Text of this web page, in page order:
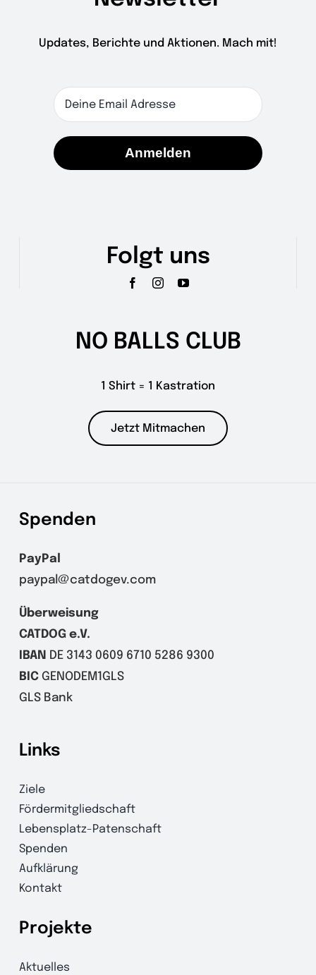
Updates, Berichte und Aktionen. Mach mit!
Anmelden
Folgt uns
NO BALLS CLUB
1 Shirt = 1 Kastration
Jetzt Mitmachen
Spenden
PayPal
paypal@catdogev.com
Überweisung
CATDOG e.V.
IBAN
DE 3143 0609 6710 5286 9300
BICGENODEM1GLS
GLS Bank
Links
Ziele
Fördermitgliedschaft
Lebensplatz-Patenschaft
Spenden
Aufklärung
Kontakt
Projekte
Aktuelles